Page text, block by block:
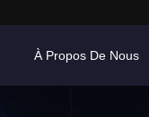
À Propos De Nous